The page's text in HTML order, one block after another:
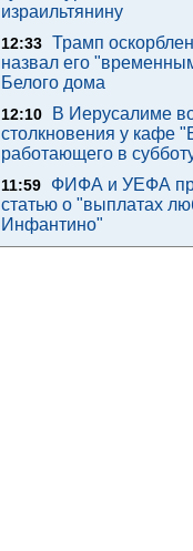
израильтянину
12:33 Трамп
назвал его
Белого дома
12:10
В Иерусалиме
столкновения у кафе
работающего в
11:59
ФИФА и УЕФА
статью о "выплатах
Инфантино"